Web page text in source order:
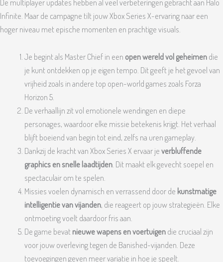
Infinite. Maar de campagne tilt jouw Xbox Series X-ervaring naar een
hoger niveau met epische momenten en prachtige visuals.
Je begint als Master Chief in een open wereld vol geheimendie
je kunt ontdekken op je eigen tempo. Dit geeft je het gevoel van
vrijheid zoals in andere top open-world games zoals Forza
Horizon 5.
De verhaallijn zit vol emotionele wendingen en diepe
personages, waardoor elke missie betekenis krijgt. Het verhaal
blijft boeiend van begin tot eind, zelfs na uren gameplay.
Dankzij de kracht van Xbox Series X ervaar jeverbluffende
graphics en snelle laadtijden. Dit maakt elk gevecht soepel en
spectaculair om te spelen.
Missies voelen dynamisch en verrassend door de kunstmatige
intelligentie van vijanden, die reageert op jouw strategieën. Elke
ontmoeting voelt daardoor fris aan.
De game bevatnieuwe wapens en voertuigendie cruciaal zijn
voor jouw overleving tegen de Banished-vijanden. Deze
toevoegingen geven meer variatie in hoe je speelt.